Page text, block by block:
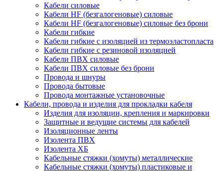
Кабели силовые
Кабели HF (безгалогеновые) силовые
Кабели HF (безгалогеновые) силовые без брони
Кабели гибкие
Кабели гибкие с изоляцией из термоэластопласта
Кабели гибкие с резиновой изоляцией
Кабели ПВХ силовые
Кабели ПВХ силовые без брони
Провода и шнуры
Провода бытовые
Провода монтажные установочные
Кабели, провода и изделия для прокладки кабеля
Изделия для изоляции, крепления и маркировки
Защитные и ведущие системы для кабелей
Изоляционные ленты
Изолента ПВХ
Изолента ХБ
Кабельные стяжки (хомуты) металлические
Кабельные стяжки (хомуты) пластиковые и